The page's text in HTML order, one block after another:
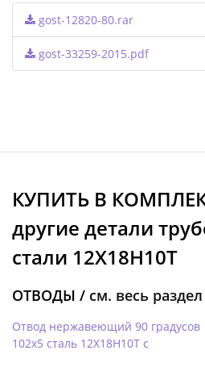
gost-12820-80.rar
gost-33259-2015.pdf
КУПИТЬ В
другие детали
стали 12Х18Н10Т
ОТВОДЫ / см. весь раздел
Отвод нержавеющий 90 градусов
102х5 сталь 12Х18Н10Т с